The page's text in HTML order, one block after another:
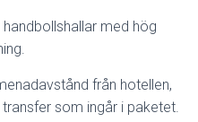
med hög
från hotellen,
som ingår i paketet.